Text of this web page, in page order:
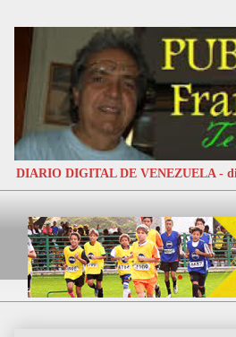
DIARIO DIGITAL DE VENEZUELA -